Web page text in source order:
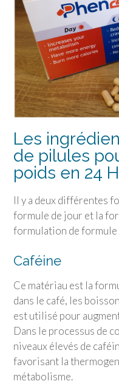
Les
de pilules
poids en 24
Il y a deux différentes
formule de jour et la
formulation de formule
Caféine
Ce matériau est la
dans le café, les
est utilisé pour
Dans le processus de
niveaux élevés de
favorisant la
métabolisme.